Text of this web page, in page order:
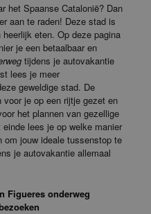
het Spaanse Catalonië? Dan
aan te raden! Deze stad is
eten. Op deze pagina
je een betaalbaar en
tijdens je autovakantie
lees je meer
geweldige stad. De
voor je op een rijtje gezet en
het plannen van gezellige
lees je op welke manier
jouw ideale tussenstop te
je autovakantie allemaal
Figueres onderweg